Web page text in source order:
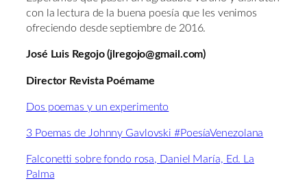
con la lectura de la buena poesía que les venimos
ofreciendo desde septiembre de 2016.
José Luis Regojo (jlregojo@gmail.com)
Director Revista Poémame
Dos poemas y un experimento
3 Poemas de Johnny Gavlovski #PoesíaVenezolana
Falconetti sobre fondo rosa, Daniel María, Ed. La
Palma